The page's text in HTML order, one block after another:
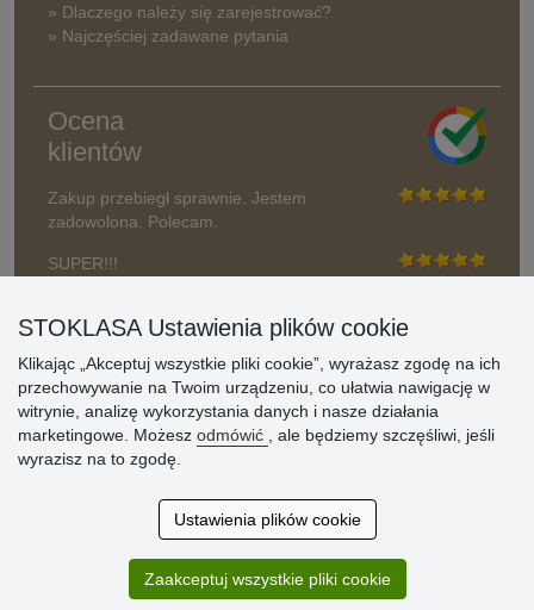
» Dlaczego należy się zarejestrować?
» Najczęściej zadawane pytania
Ocena
klientów
Zakup przebiegł sprawnie. Jestem
zadowolona. Polecam.
SUPER!!!
Aktualnie 1804 recenzji
* Nie weryfikujemy opinii
© Stoklasa textilní galanterie s.r.o. 2026.
STOKLASA Ustawienia plików cookie
Klikając „Akceptuj wszystkie pliki cookie”, wyrażasz zgodę na ich
przechowywanie na Twoim urządzeniu, co ułatwia nawigację w
witrynie, analizę wykorzystania danych i nasze działania
marketingowe. Możesz odmówić
, ale będziemy szczęśliwi, jeśli
wyrazisz na to zgodę.
Ustawienia plików cookie
Zaakceptuj wszystkie pliki cookie